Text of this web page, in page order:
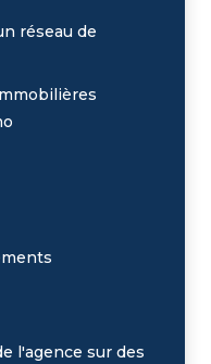
réseau de
l'agence sur des